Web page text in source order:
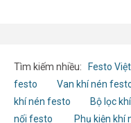
Tìm kiếm nhiều: Festo
festo
Van khí nén
khí nén festo
Bộ lọc
nối festo
Phụ kiện khí